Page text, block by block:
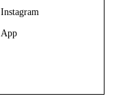
Instagram
App